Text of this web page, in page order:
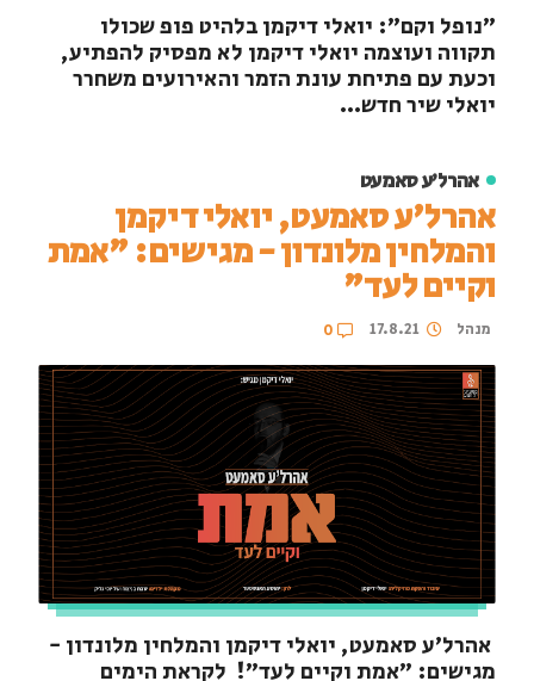
"נופל וקם": יואלי דיקמן בלהיט פופ שכולו
תקווה ועוצמה יואלי דיקמן לא מפסיק להפתיע,
וכעת עם פתיחת עונת הזמר והאירועים משחרר
יואלי שיר חדש...
אהרל'ע סאמעט
אהרל'ע סאמעט, יואלי דיקמן
והמלחין מלונדון - מגישים: "אמת
וקיים לעד"
מנהל 17.8.21
0
אהרל'ע סאמעט, יואלי דיקמן והמלחין מלונדון -
מגישים: "אמת וקיים לעד"! לקראת הימים